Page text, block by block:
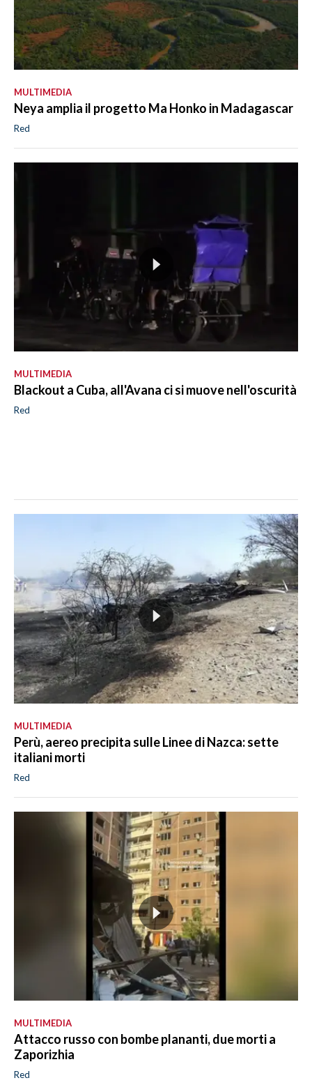
MULTIMEDIA
Neya amplia il progetto Ma Honko in Madagascar
Red
MULTIMEDIA
Blackout a Cuba, all'Avana ci si muove nell'oscurità
Red
MULTIMEDIA
Perù, aereo precipita sulle Linee di Nazca: sette
italiani morti
Red
MULTIMEDIA
Attacco russo con bombe plananti, due morti a
Zaporizhia
Red